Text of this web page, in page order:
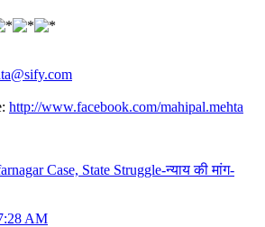
http://www.facebook.com/mahipal.mehta
Case, State Struggle-न्याय की मांग-
AM